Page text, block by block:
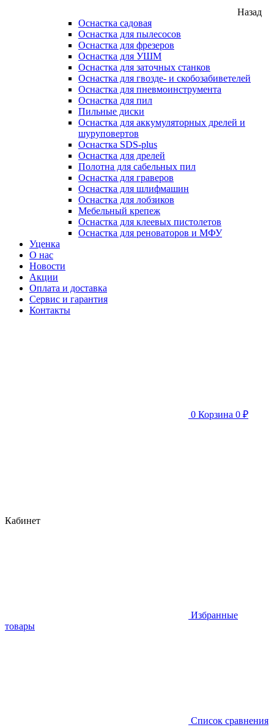
Назад
Оснастка садовая
Оснастка для пылесосов
Оснастка для фрезеров
Оснастка для УШМ
Оснастка для заточных станков
Оснастка для гвозде- и скобозабиветелей
Оснастка для пневмоинструмента
Оснастка для пил
Пильные диски
Оснастка для аккумуляторных дрелей и
шуруповертов
Оснастка SDS-plus
Оснастка для дрелей
Полотна для сабельных пил
Оснастка для граверов
Оснастка для шлифмашин
Оснастка для лобзиков
Мебельный крепеж
Оснастка для клеевых пистолетов
Оснастка для реноваторов и МФУ
Уценка
О нас
Новости
Акции
Оплата и доставка
Сервис и гарантия
Контакты
0 Корзина 0 ₽
Кабинет
Избранные
товары
Список сравнения